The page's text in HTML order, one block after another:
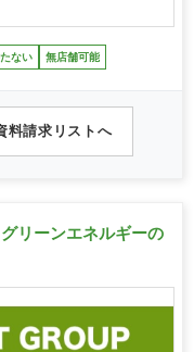
ない 無店舗可能
料請求リストへ
リーンエネルギーの